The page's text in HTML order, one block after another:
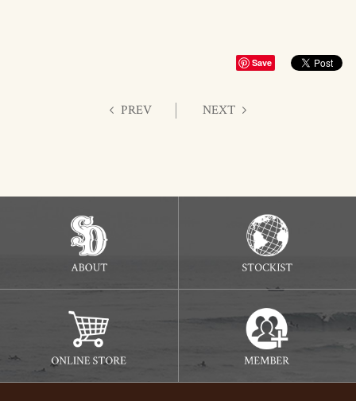
Save
PREV NEXT